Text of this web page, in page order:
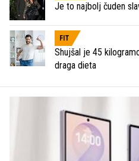
Je to najbolj čuden
FIT
Shujšal je 45
draga dieta